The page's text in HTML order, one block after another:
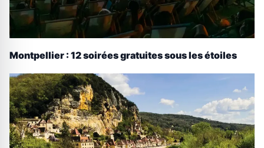
Montpellier : 12 soirées gratuites sous les étoiles